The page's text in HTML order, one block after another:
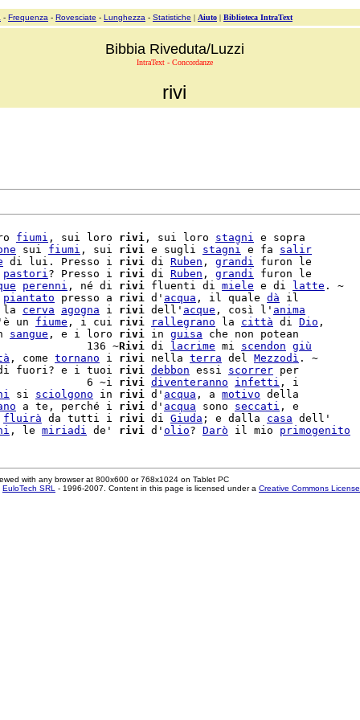
- Frequenza - Rovesciate - Lunghezza - Statistiche | Aiuto | Biblioteca IntraText
Bibbia Riveduta/Luzzi
IntraText - Concordanze
rivi
fiumi , sui loro rivi , sui loro stagni e sopra
sui fiumi , sui rivi e sugli stagni e fa salir
di lui. Presso i rivi di Ruben , grandi furon le
pastori? Presso i rivi di Ruben , grandi furon le
perenni , né di rivi fluenti di miele e di latte . ~
piantato presso a rivi d' acqua , il quale dà il
la
cerva agogna i rivi dell' acque , così l' anima
un
fiume , i cui rivi rallegrano la città di Dio ,
sangue , e i loro rivi in guisa
136 ~Rivi di lacrime mi scendon giù
, come tornano i rivi nella terra del Mezzodì . ~
fuori? e i tuoi rivi debbon essi scorrer per
6 ~i
rivi diventeranno infetti , i
si sciolgono in rivi d' acqua , a motivo della
a te, perché i rivi d' acqua sono seccati , e
fluirà da tutti i rivi di Giuda ; e dalla casa dell'
, le miriadi de' rivi d' olio? Darò il mio primogenito
with any browser at 800x600 or 768x1024 on Tablet PC
EuloTech SRL - 1996-2007. Content in this page is licensed under a Creative Commons License